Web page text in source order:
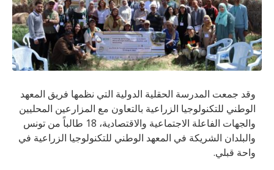
وقد جمعت المدرسة الحقلية الدولية التي نظمها فريق المعهد
الوطني للتكنولوجيا الزراعية بالتعاون مع المزارعين المحليين
والجهات الفاعلة الاجتماعية والاقتصادية، 18 طالباً من تونس
والبلدان الشريكة في المعهد الوطني للتكنولوجيا الزراعية في
واحة قبلي.